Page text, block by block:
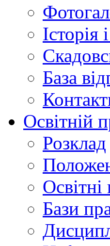
Історія
База
Освітній
Розклад
Бази